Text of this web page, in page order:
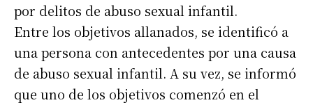
Nombre
Apellidos
por delitos de abuso sexual infantil.
Entre los objetivos allanados, se identificó a
una persona con antecedentes por una causa
de abuso sexual infantil. A su vez, se informó
que uno de los objetivos comenzó en el